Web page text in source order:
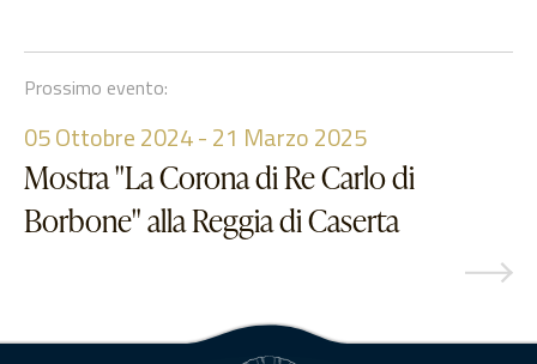
Prossimo evento:
05Ottobre 2024-21 Marzo 2025
Mostra "La Corona di Re Carlo di
Borbone" alla Reggia di Caserta